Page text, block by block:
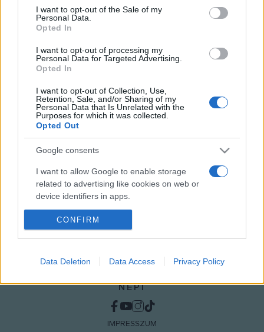
consent section.
I want to opt-out of the Sale of my
Personal Data.
Opted In
I want to opt-out of processing my
Personal Data for Targeted Advertising.
Opted In
I want to opt-out of Collection, Use,
Retention, Sale, and/or Sharing of my
Personal Data that Is Unrelated with the
Purposes for which it was collected.
Opted Out
Google consents
I want to allow Google to enable storage
related to advertising like cookies on web or
device identifiers in apps.
I want to allow my user data to be sent to
Google for online advertising purposes.
I want to allow Google to send me
personalized advertising.
I want to allow Google to enable storage
related to analytics like cookies on web or
CONFIRM
Data Deletion Data Access Privacy Policy
Schicchi című operáját próbálják, majd előadják; km.: a
Liszt Ferenc Zeneművészeti Egyetem Tanárképző
Intézetének ének szakos hallgatói, Holló Mariann,
Mazalin Vanda (zongora), vez.: Kollár Imre, rend.: Fehér
NÉPI
IMPRESSZUM